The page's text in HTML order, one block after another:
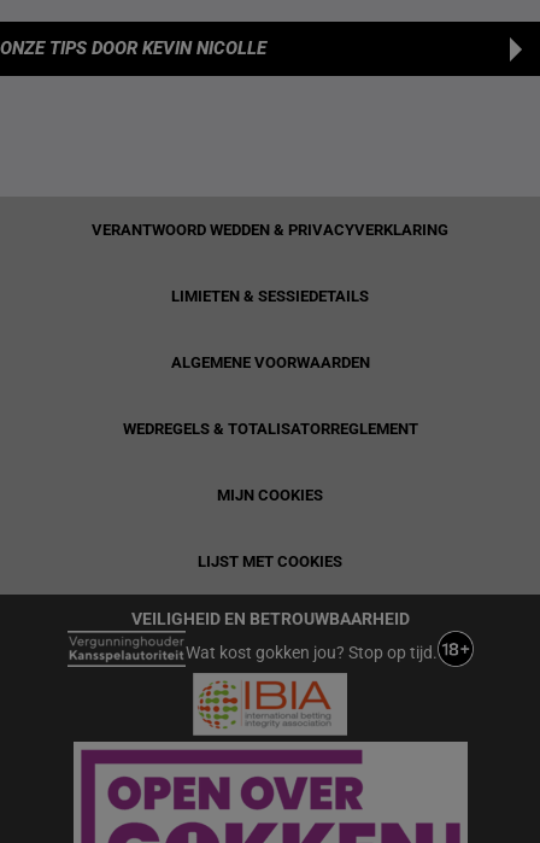
ONZE TIPS DOOR KEVIN NICOLLE
VERANTWOORD WEDDEN & PRIVACYVERKLARING
LIMIETEN & SESSIEDETAILS
ALGEMENE VOORWAARDEN
WEDREGELS & TOTALISATORREGLEMENT
MIJN COOKIES
LIJST MET COOKIES
VEILIGHEID EN BETROUWBAARHEID
Wat kost gokken jou? Stop op tijd.